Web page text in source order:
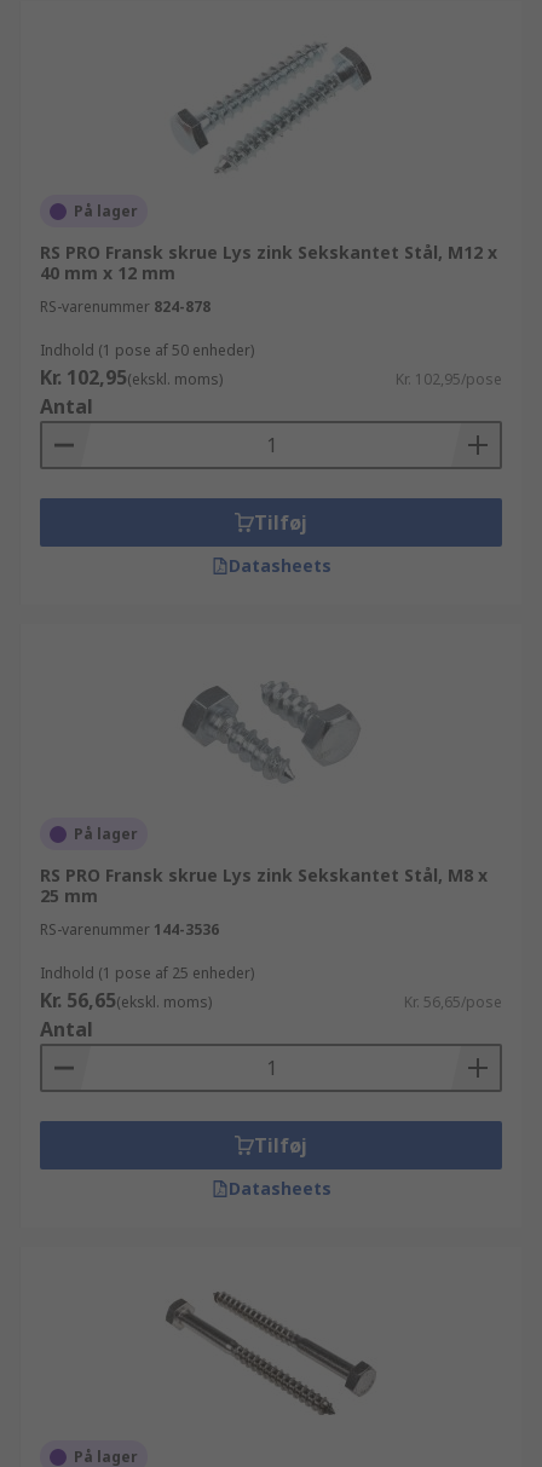
På lager
RS PRO Fransk skrue Lys zink Sekskantet Stål, M12 x
40 mm x 12 mm
RS-varenummer 824-878
Indhold (1 pose af 50 enheder)
Kr. 102,95(ekskl. moms) Kr. 102,95/pose
Antal
Tilføj
Datasheets
På lager
RS PRO Fransk skrue Lys zink Sekskantet Stål, M8 x
25 mm
RS-varenummer 144-3536
Indhold (1 pose af 25 enheder)
Kr. 56,65(ekskl. moms) Kr. 56,65/pose
Antal
Tilføj
Datasheets
På lager